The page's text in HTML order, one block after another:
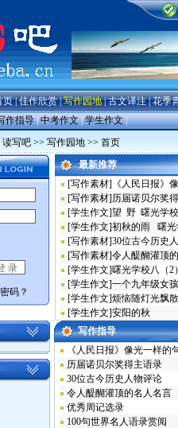
页|佳作欣赏|写作园地|古文译注|花季
作指导|中考作文|学生作文|
读写吧 >> 写作园地 >> 首页
最新推荐
[写作素材] 《人民日报》
[写作素材]历届诺贝尔奖
[学生作文]望 野 曙光学
[学生作文]初秋的雨 曙光
[写作素材]30位古今历史
[写作素材]令人醍醐灌顶
[学生作文]曙光学校八（2
[学生作文]一个九年级女
[学生作文]烦恼随灯光飘
[学生作文]安阳的秋
写作指导
《人民日报》像光一样的
历届诺贝尔奖得主语录
30位古今历史人物评论
令人醍醐灌顶的名人名言
优秀周记选录
100句世界名人语录赏阅